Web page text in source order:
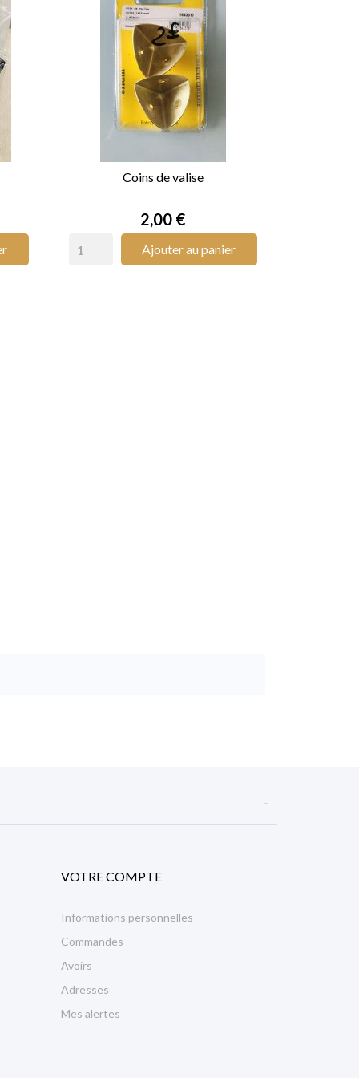
Coins de valise
Prix
2,00 €
Ajouter au panier

VOTRE COMPTE
Informations personnelles
Commandes
Avoirs
Adresses
Mes alertes